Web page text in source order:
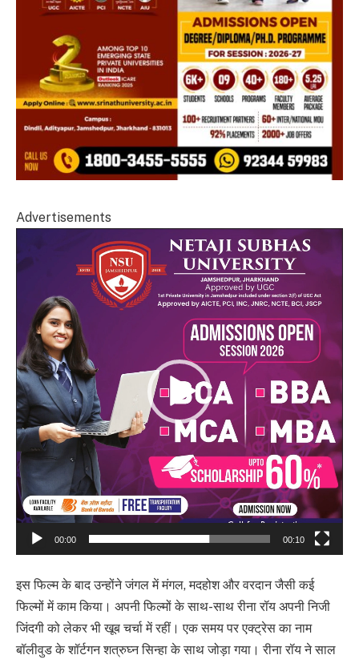
Advertisements
Player
00:00 00:10
इस फिल्म के बाद उन्होंने जंगल में मंगल, मदहोश और वरदान जैसी कई
फिल्मों में काम किया। अपनी फिल्मों के साथ-साथ रीना रॉय अपनी निजी
जिंदगी को लेकर भी खूब चर्चा में रहीं। एक समय पर एक्ट्रेस का नाम
बॉलीवुड के शॉर्टगन शत्रुघ्न सिन्हा के साथ जोड़ा गया। रीना रॉय ने साल